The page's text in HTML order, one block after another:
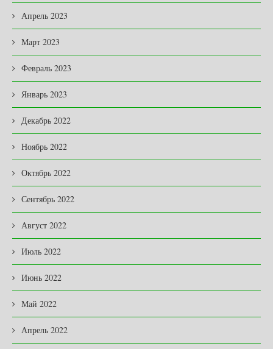
Апрель 2023
Март 2023
Февраль 2023
Январь 2023
Декабрь 2022
Ноябрь 2022
Октябрь 2022
Сентябрь 2022
Август 2022
Июль 2022
Июнь 2022
Май 2022
Апрель 2022